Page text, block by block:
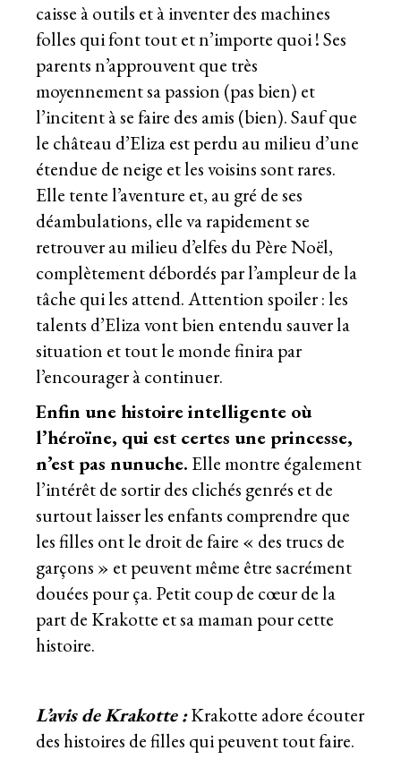
caisse à outils et à inventer des machines
folles qui font tout et n’importe quoi ! Ses
parents n’approuvent que très
moyennement sa passion (pas bien) et
l’incitent à se faire des amis (bien). Sauf que
le château d’Eliza est perdu au milieu d’une
étendue de neige et les voisins sont rares.
Elle tente l’aventure et, au gré de ses
déambulations, elle va rapidement se
retrouver au milieu d’elfes du Père Noël,
complètement débordés par l’ampleur de la
tâche qui les attend. Attention spoiler : les
talents d’Eliza vont bien entendu sauver la
situation et tout le monde finira par
l’encourager à continuer.
Enfin une histoire intelligente où
l’héroïne, qui est certes une princesse,
n’est pas nunuche. Elle montre également
l’intérêt de sortir des clichés genrés et de
surtout laisser les enfants comprendre que
les filles ont le droit de faire « des trucs de
garçons » et peuvent même être sacrément
douées pour ça. Petit coup de cœur de la
part de Krakotte et sa maman pour cette
histoire.
L’avis de Krakotte :Krakotte adore écouter
des histoires de filles qui peuvent tout faire.